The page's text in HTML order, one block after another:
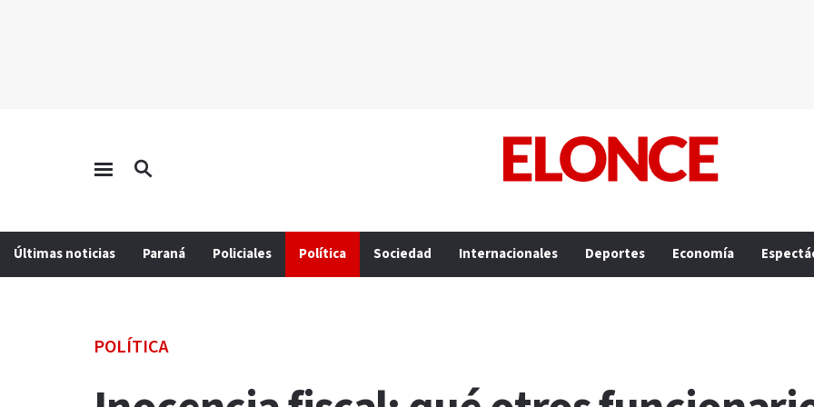
Últimas noticias Paraná Policiales Política Sociedad Internacionales Deportes Economía
POLÍTICA